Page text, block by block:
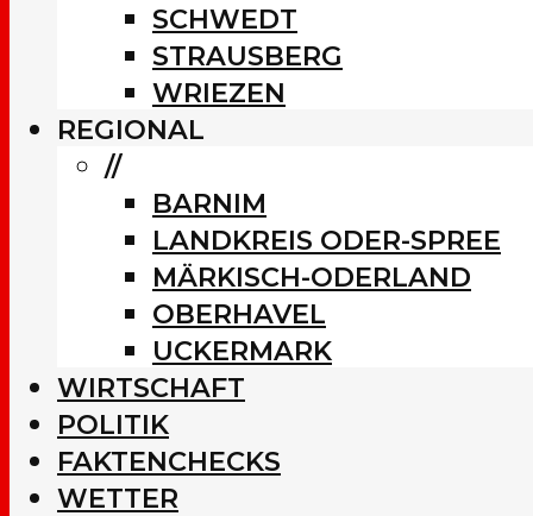
SCHWEDT
STRAUSBERG
WRIEZEN
REGIONAL
//
BARNIM
LANDKREIS ODER-SPREE
MÄRKISCH-ODERLAND
OBERHAVEL
UCKERMARK
WIRTSCHAFT
POLITIK
FAKTENCHECKS
WETTER